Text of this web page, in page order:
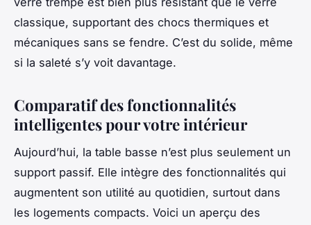
classique, supportant des chocs thermiques et
mécaniques sans se fendre. C’est du solide, même
si la saleté s’y voit davantage.
Comparatif des fonctionnalités
intelligentes pour votre intérieur
Aujourd’hui, la table basse n’est plus seulement un
support passif. Elle intègre des fonctionnalités qui
augmentent son utilité au quotidien, surtout dans
les logements compacts. Voici un aperçu des